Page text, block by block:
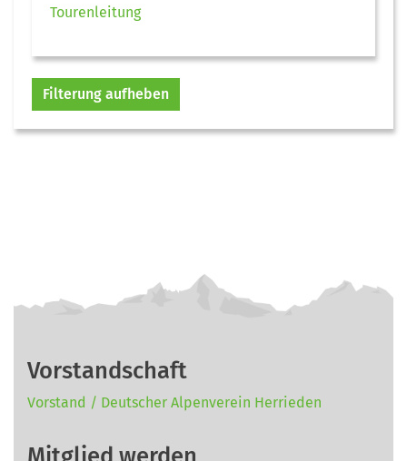
Tourenleitung
Filterung aufheben
Vorstandschaft
Vorstand / Deutscher Alpenverein Herrieden